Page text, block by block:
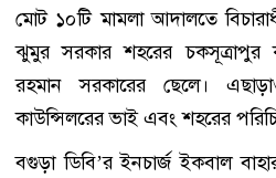
মোট ১০টি মামলা আদালতে
ঝুমুর সরকার শহরের চকসূত্রাপুর
রহমান সরকারের ছেলে।
কাউন্সিলরের ভাই এবং শহরের
বগুড়া ডিবি’র ইনচার্জ ইকবাল